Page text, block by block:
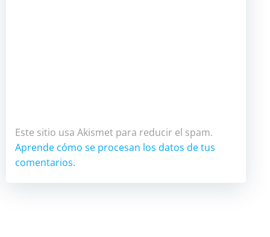
Este sitio usa Akismet para reducir el spam.
Aprende cómo se procesan los datos de tus
comentarios.